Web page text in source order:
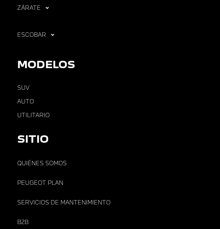
ZÁRATE
ESCOBAR
MODELOS
SUV
AUTO
UTILITARIO
SITIO
QUIÉNES SOMOS
PEUGEOT PLAN
SERVICIOS DE MANTENIMIENTO
B2B